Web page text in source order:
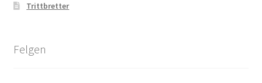
Trittbretter
Felgen